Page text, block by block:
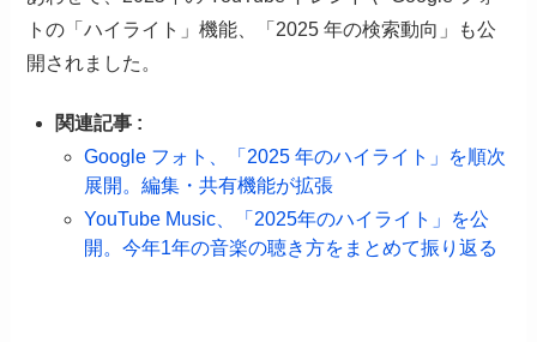
トの「ハイライト」機能、「2025 年の検索動向」も公
開されました。
関連記事 :
Google フォト、「2025 年のハイライト」を順次
展開。編集・共有機能が拡張
YouTube Music、「2025年のハイライト」を公
開。今年1年の音楽の聴き方をまとめて振り返る